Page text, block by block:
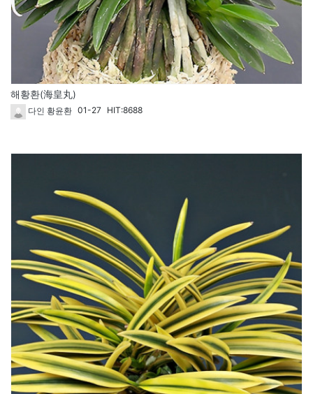
해황환(海皇丸)
다인 황윤환 01-27 HIT:8688